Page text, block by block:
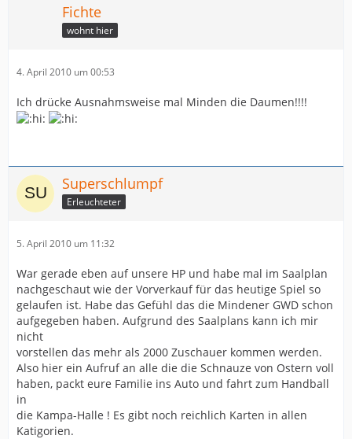
Fichte
wohnt hier
4. April 2010 um 00:53
Ich drücke Ausnahmsweise mal Minden die Daumen!!!!
Superschlumpf
Erleuchteter
5. April 2010 um 11:32
War gerade eben auf unsere HP und habe mal im Saalplan
nachgeschaut wie der Vorverkauf für das heutige Spiel so
gelaufen ist. Habe das Gefühl das die Mindener GWD schon
aufgegeben haben. Aufgrund des Saalplans kann ich mir
nicht
vorstellen das mehr als 2000 Zuschauer kommen werden.
Also hier ein Aufruf an alle die die Schnauze von Ostern voll
haben, packt eure Familie ins Auto und fahrt zum Handball
in
die Kampa-Halle ! Es gibt noch reichlich Karten in allen
Katigorien.